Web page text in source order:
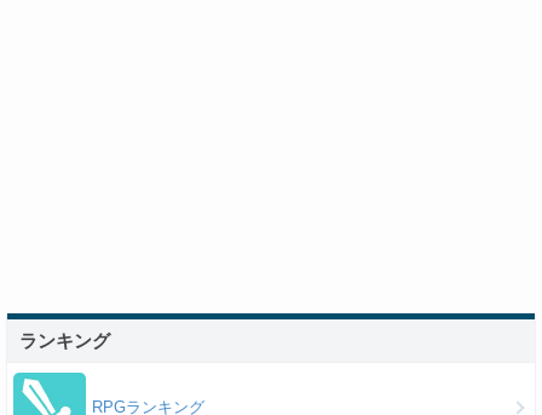
ランキング
RPGランキング